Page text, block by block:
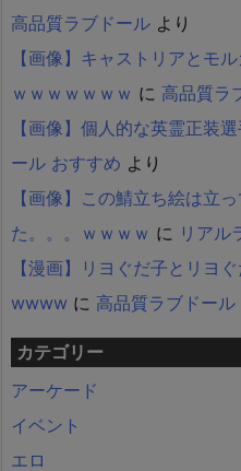
高品質ラブドール より
【画像】キャストリアとモ
ｗｗｗｗｗｗｗ に 高品質ラ
【画像】個人的な英霊正装
ール おすすめ より
【画像】この鯖立ち絵は立
た。。。ｗｗｗｗ に リアル
【漫画】リヨぐだ子とリヨ
wwww に 高品質ラブドール
カテゴリー
アーケード
イベント
エロ